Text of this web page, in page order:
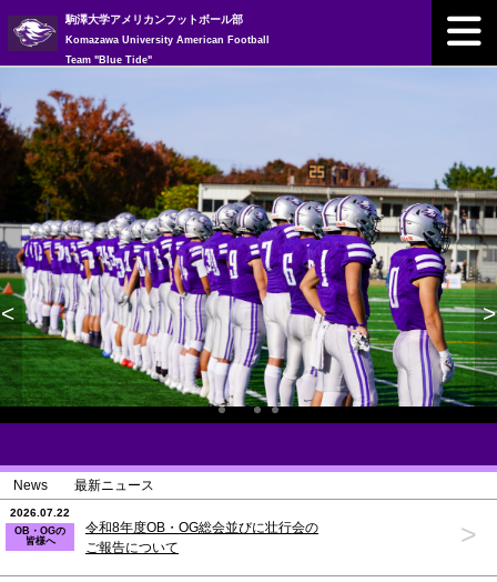
駒澤大学アメリカンフットボール部
Komazawa University American Football
Team "Blue Tide"
< >
News 最新ニュース >
2026.07.22
OB・OGの
皆様へ
令和8年度OB・OG総会並びに壮行会の
ご報告について
>